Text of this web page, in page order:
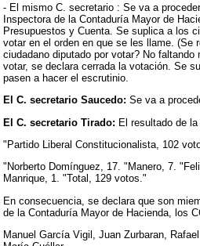
- El mismo C. secretario : Se va a
Inspectora de la Contaduría Mayor de
Presupuestos y Cuenta. Se suplica a los
votar en el orden en que se les llame. (Se
ciudadano diputado por votar? No faltando
votar, se declara cerrada la votación. Se
pasen a hacer el escrutinio.
El C. secretario Saucedo: Se va a
El C. secretario Tirado: El resultado de
"Partido Liberal Constitucionalista, 102
"Norberto Domínguez, 17. "Manero, 7.
Manrique, 1. "Total, 129 votos."
En consecuencia, se declara que son
de la Contaduría Mayor de Hacienda, los
Manuel García Vigil, Juan Zurbaran,